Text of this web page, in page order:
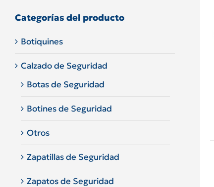
Categorías del producto
Botiquines
Calzado de Seguridad
Botas de Seguridad
Botines de Seguridad
Otros
Zapatillas de Seguridad
Zapatos de Seguridad